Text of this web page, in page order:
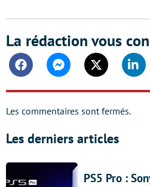
La rédaction vous
FacebookMessengerTwitter
Les commentaires sont fermés.
Les derniers articles
PS5 Pro :